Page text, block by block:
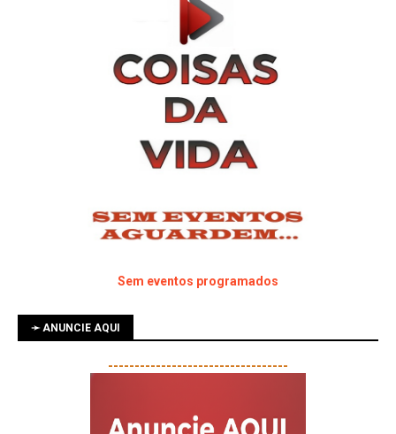
Sem eventos programados
➛ ANUNCIE AQUI
----------------------------------